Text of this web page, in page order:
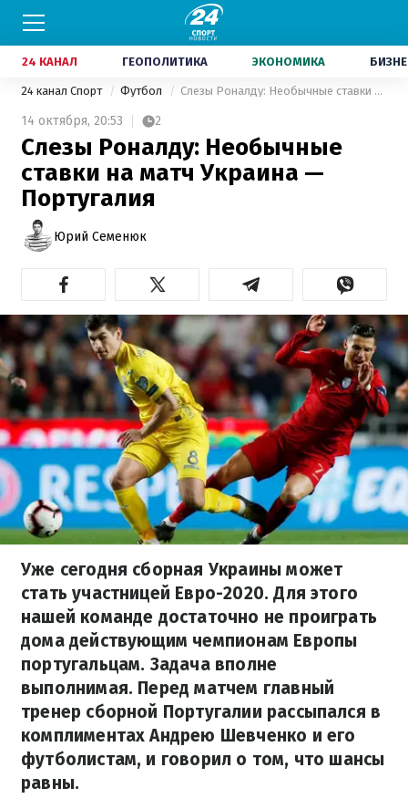
24 КАНАЛ ГЕОПОЛИТИКА ЭКОНОМИКА
24 канал Спорт Футбол Слезы Роналду: Необычные ставки на матч Украина — Португалия
14 октября, 20:53 2
Слезы Роналду: Необычные
ставки на матч Украина —
Португалия
Юрий Семенюк
Уже сегодня сборная Украины может
стать участницей Евро-2020. Для этого
нашей команде достаточно не проиграть
дома действующим чемпионам Европы
португальцам. Задача вполне
выполнимая. Перед матчем главный
тренер сборной Португалии рассыпался в
комплиментах Андрею Шевченко и его
футболистам, и говорил о том, что шансы
равны.